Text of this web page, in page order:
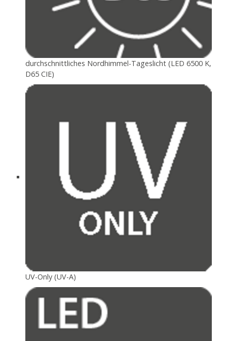
durchschnittliches Nordhimmel-Tageslicht (LED 6500 K,
D65 CIE)
UV-Only (UV-A)